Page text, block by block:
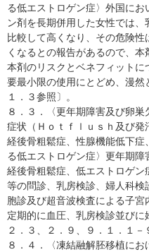
る低エストロゲン症〉外国に
ン剤を長期併用した女性では
比較して高くなり、その危険
くなるとの報告があるので、
本剤のリスクとベネフィット
要最小限の使用にとどめ、漫然
１．３参照〕。
８．３．〈更年期障害及び卵
症状（Ｈｏｔｆｌｕｓｈ及び
経後骨粗鬆症、性腺機能低下症
る低エストロゲン症〉更年期
経後骨粗鬆症、低エストロゲ
等の問診、乳房検診、婦人科
胞診及び超音波検査による子
定期的に血圧、乳房検診並びに
２．３、２．９、９．１．１－
８．４．〈凍結融解胚移植に